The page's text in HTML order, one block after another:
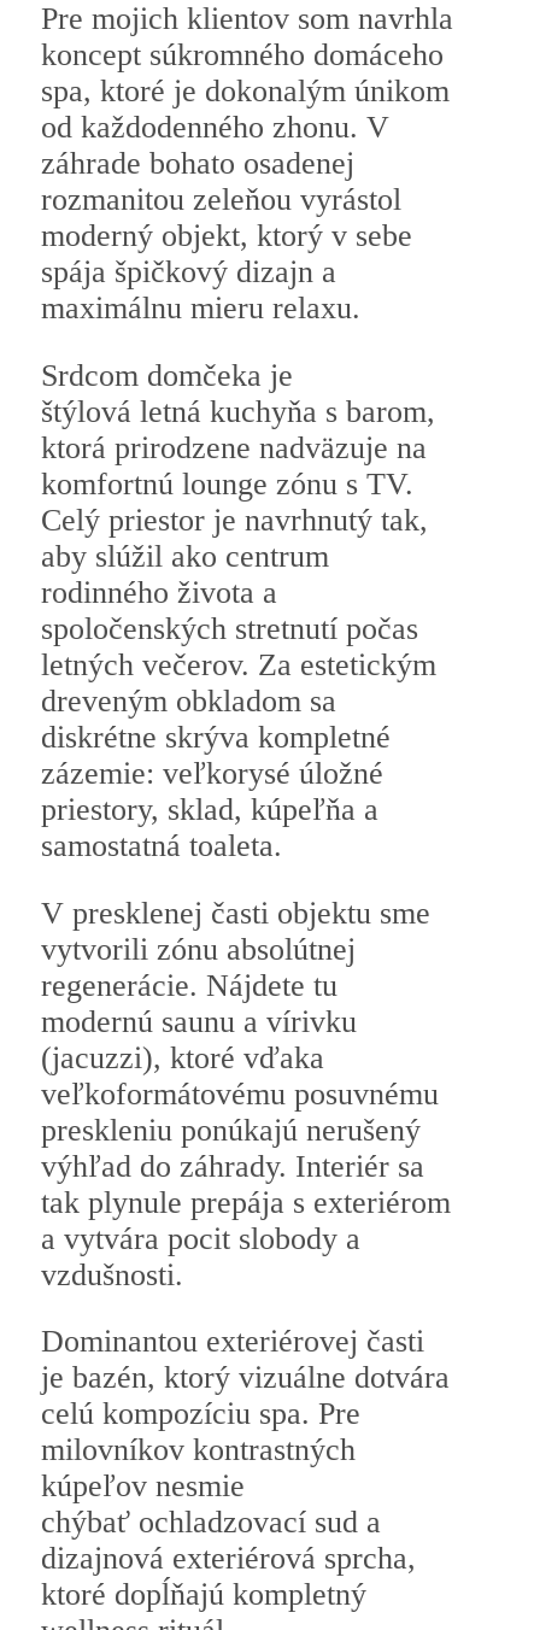
Pre mojich klientov som navrhla
koncept súkromného domáceho
spa, ktoré je dokonalým únikom
od každodenného zhonu. V
záhrade bohato osadenej
rozmanitou zeleňou vyrástol
moderný objekt, ktorý v sebe
spája špičkový dizajn a
maximálnu mieru relaxu.
Srdcom domčeka je
štýlová letná kuchyňa s barom,
ktorá prirodzene nadväzuje na
komfortnú lounge zónu s TV.
Celý priestor je navrhnutý tak,
aby slúžil ako centrum
rodinného života a
spoločenských stretnutí počas
letných večerov. Za estetickým
dreveným obkladom sa
diskrétne skrýva kompletné
zázemie: veľkorysé úložné
priestory, sklad, kúpeľňa a
samostatná toaleta.
V presklenej časti objektu sme
vytvorili zónu absolútnej
regenerácie. Nájdete tu
modernú saunu a vírivku
(jacuzzi), ktoré vďaka
veľkoformátovému posuvnému
preskleniu ponúkajú nerušený
výhľad do záhrady. Interiér sa
tak plynule prepája s exteriérom
a vytvára pocit slobody a
vzdušnosti.
Dominantou exteriérovej časti
je bazén, ktorý vizuálne dotvára
celú kompozíciu spa. Pre
milovníkov kontrastných
kúpeľov nesmie
chýbať ochladzovací sud a
dizajnová exteriérová sprcha,
ktoré dopĺňajú kompletný